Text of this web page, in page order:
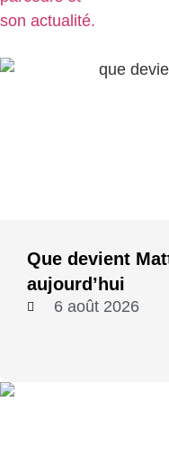
Que devient
aujourd’hui
6 août 2026